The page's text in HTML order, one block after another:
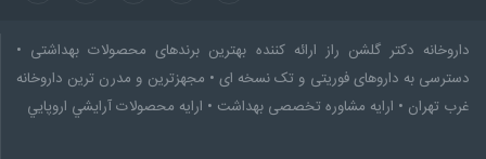
دکتر گلشن راز ارائه کننده بهترین برندهای محصولات بهداشتی •
به داروهای فوریتی و تک نسخه ای • مجهزترین و مدرن ترین داروخانه
تهران • ارایه مشاوره تخصصى بهداشت • ارایه محصولات آرايشي اروپايي